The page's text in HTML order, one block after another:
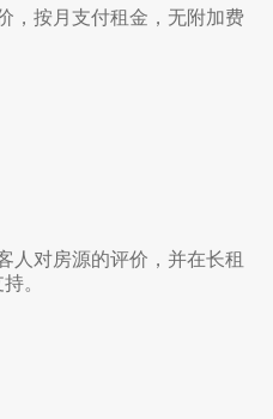
，按月支付租金，无附加费
人对房源的评价，并在长租
。